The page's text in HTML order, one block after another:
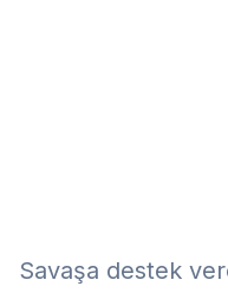
Savaşa destek